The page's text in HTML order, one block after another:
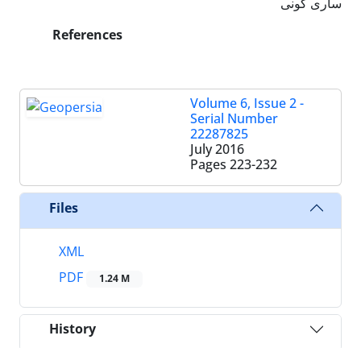
ساری گونی
References
Volume 6, Issue 2 -
Serial Number
22287825
July 2016
Pages 223-232
Files
XML
PDF
1.24 M
History